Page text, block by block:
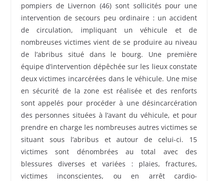
pompiers de Livernon (46) sont sollicités pour une
intervention de secours peu ordinaire : un accident
de circulation, impliquant un véhicule et de
nombreuses victimes vient de se produire au niveau
de l’abribus situé dans le bourg. Une première
équipe d’intervention dépêchée sur les lieux constate
deux victimes incarcérées dans le véhicule. Une mise
en sécurité de la zone est réalisée et des renforts
sont appelés pour procéder à une désincarcération
des personnes situées à l’avant du véhicule, et pour
prendre en charge les nombreuses autres victimes se
situant sous l’abribus et autour de celui-ci. 15
victimes sont dénombrées au total avec des
blessures diverses et variées : plaies, fractures,
victimes inconscientes, ou en arrêt cardio-